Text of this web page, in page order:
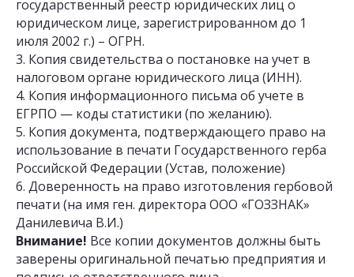
государственный реестр юридических лиц о
юридическом лице, зарегистрированном до 1
июля 2002 г.) – ОГРН.
3. Копия свидетельства о постановке на учет в
налоговом органе юридического лица (ИНН).
4. Копия информационного письма об учете в
ЕГРПО — коды статистики (по желанию).
5. Копия документа, подтверждающего право на
использование в печати Государственного герба
Российской Федерации (Устав, положение)
6. Доверенность на право изготовления гербовой
печати (на имя ген. директора ООО «ГОЗЗНАК»
Данилевича В.И.)
Внимание! Все копии документов должны быть
заверены оригинальной печатью предприятия и